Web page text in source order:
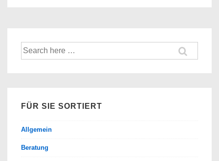
Banken
Suche
nach:
FÜR SIE SORTIERT
Allgemein
Beratung